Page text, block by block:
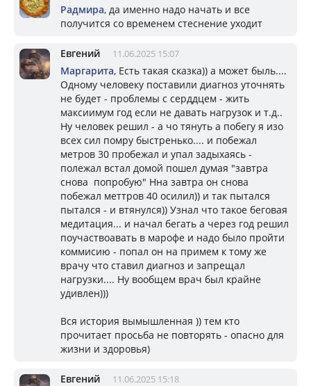
Радмира, да именно надо начать и все
получится со временем стеснение уходит
Евгений 11.06.2025 15:07
Маргарита, Есть такая сказка)) а может быль....
Одному человеку поставили диагноз уточнять
не будет - проблемы с серддцем - жить
максиимум год если не давать нагрузок и т.д..
Ну человек решил - а чо тянуть а побегу я изо
всех сил помру быстренько.... и побежал
метров 30 пробежал и упал задыхаясь -
полежал встал домой пошел думая "завтра
снова попробую" Нна завтра он снова
побежал меттров 40 осилил)) и так пытался
пытался - и втянулся)) Узнал что такое беговая
медитация... и начал бегать а через год решил
поучаствоавать в марофе и надо было пройти
коммисию - попал он на примем к тому же
врачу что ставил диагноз и запрещал
нагрузки.... Ну вообщем врач был крайне
удивлен)))
Вся история вымышленная )) тем кто
прочитает просьба не повторять - опасно для
жизни и здоровья)
Евгений 11.06.2025 15:18